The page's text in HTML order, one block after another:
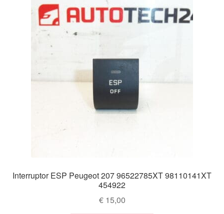
Interruptor ESP Peugeot 207 96522785XT 98110141XT
454922
€15,00